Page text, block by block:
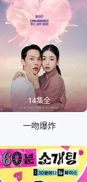
14集全
一吻爆炸